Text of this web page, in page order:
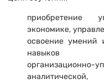
приобретение
экономике,
освоение умений
навыков
организационно-
аналитической,